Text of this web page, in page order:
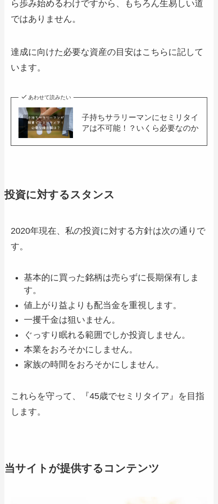
ら歩み始めるわけですから、もちろん生易しい道
ではありません。
達成に向けた必要な資産の目安はこちらに記して
います。
あわせて読みたい
子持ちサラリーマンにセミリタイ
アは不可能！？いくら必要なのか
投資に対するスタンス
2020年現在、私の投資に対する方針は次の通りで
す。
基本的に買った銘柄は売らずに長期保有しま
す。
値上がり益よりも配当金を重視します。
一攫千金は狙いません。
ぐっすり眠れる範囲でしか投資しません。
本業をおろそかにしません。
家族の時間をおろそかにしません。
これらを守って、『45歳でセミリタイア』を目指
します。
当サイトが提供するコンテンツ